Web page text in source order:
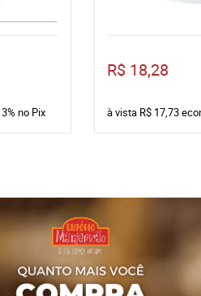
3% no Pix
R$ 18,28
à vista R$ 17,73